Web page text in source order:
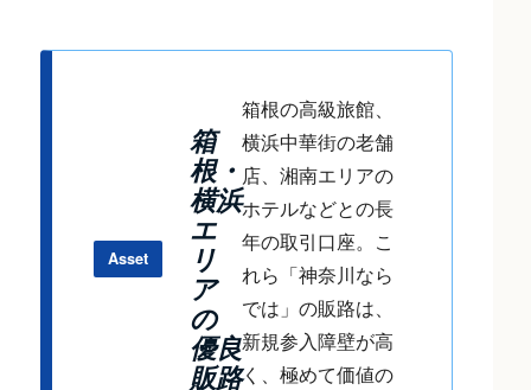
Asset
箱
根・
横浜
エ
リ
ア
の
優良
販路
箱根の高級旅館、
横浜中華街の老舗
店、湘南エリアの
ホテルなどとの長
年の取引口座。こ
れら「神奈川なら
では」の販路は、
新規参入障壁が高
く、極めて価値の